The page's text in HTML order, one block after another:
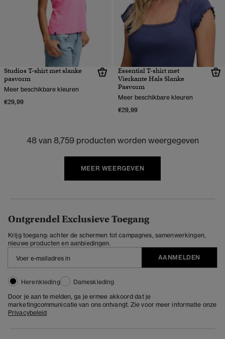
Studios T-shirt met slanke
pasvorm
Meer beschikbare kleuren
€29,99
Essential T-shirt met
Vierkante Hals Slanke
Pasvorm
Meer beschikbare kleuren
€29,99
48 van 8,759 producten worden weergegeven
MEER WEERGEVEN
Ontgrendel Exclusieve Toegang
Krijg toegang: achter de schermen tot campagnes, samenwerkingen,
nieuwe producten en aanbiedingen.
AANMELDEN
Herenkleding
Dameskleding
Door je aan te melden, ga je ermee akkoord dat je
marketingcommunicatie van ons ontvangt. Zie voor meer informatie onze
Privacybeleid